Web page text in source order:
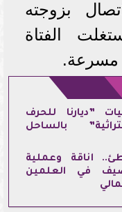
بزوجته
الفتاة
مسرعة.
”ديارنا للحرف
بالساحل
أناقة وعملية
في العلمين